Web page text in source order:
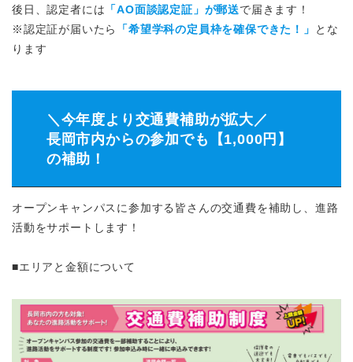
後日、認定者には 「AO面談認定証」が郵送で届きます！
※認定証が届いたら
「希望学科の定員枠を確保できた！」
とな
ります
＼今年度より交通費補助が拡大／
長岡市内からの参加でも【1,000円】
の補助！
オープンキャンパスに参加する皆さんの交通費を補助し、進路
活動をサポートします！
■エリアと金額について